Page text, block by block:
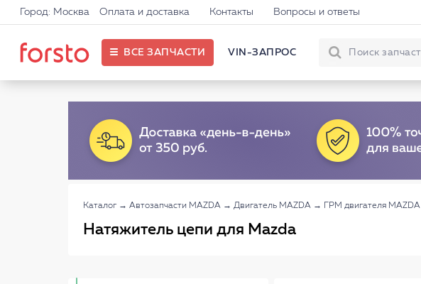
Город: Москва Оплата и доставка Контакты Вопросы и ответы
ВСЕ ЗАПЧАСТИ VIN-ЗАПРОС
Каталог → Автозапчасти MAZDA → Двигатель MAZDA → ГРМ двигателя MAZDA
Натяжитель цепи для Mazda